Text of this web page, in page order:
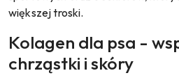
większej troski.
Kolagen dla psa -
chrząstki i skóry